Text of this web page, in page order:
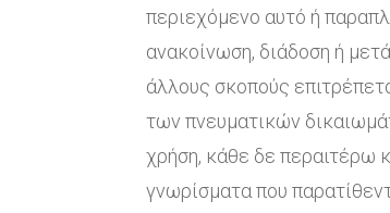
περιεχόμενο αυτό ή
ανακοίνωση, διάδοση ή
άλλους σκοπούς
των πνευματικών
χρήση, κάθε δε περαιτέρω
γνωρίσματα που